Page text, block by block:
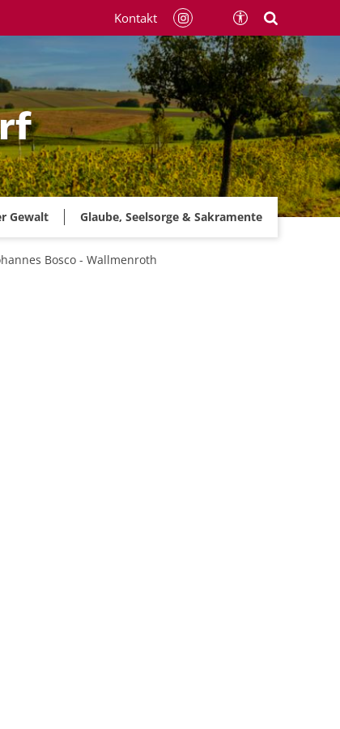
Gewalt Glaube, Seelsorge & Sakramente
Kontakt
Bosco - Wallmenroth